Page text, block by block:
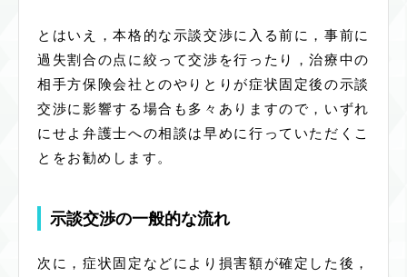
とはいえ，本格的な示談交渉に入る前に，事前に
過失割合の点に絞って交渉を行ったり，治療中の
相手方保険会社とのやりとりが症状固定後の示談
交渉に影響する場合も多々ありますので，いずれ
にせよ弁護士への相談は早めに行っていただくこ
とをお勧めします。
示談交渉の一般的な流れ
次に，症状固定などにより損害額が確定した後，